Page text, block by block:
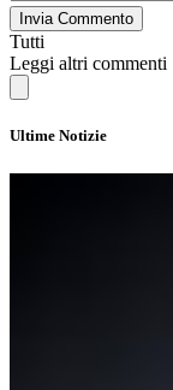
Invia Commento
Tutti
Leggi altri commenti
Ultime Notizie